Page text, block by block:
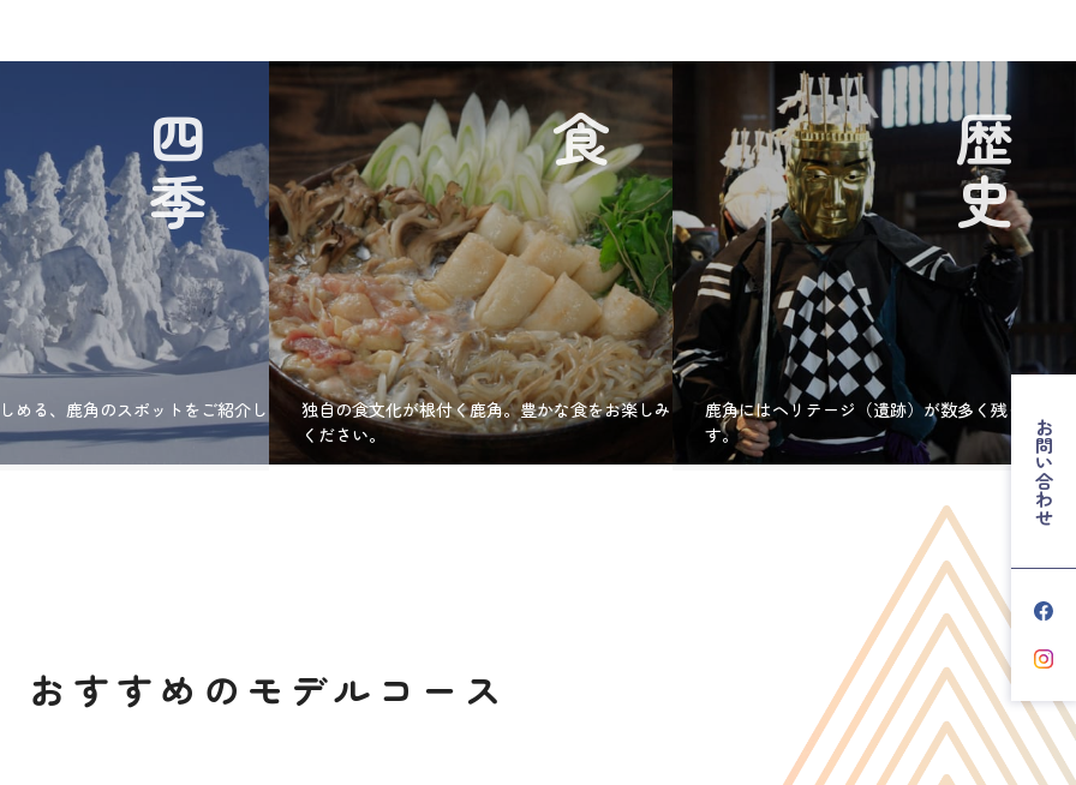
お問い合わせ
四季
める、鹿角のスポットをご紹介し
食
独自の食文化が根付く鹿角。豊かな食をお楽しみ
ください。
歴史
鹿角にはヘリテージ（遺跡）が数多く残っていま
す。
おすすめのモデルコース